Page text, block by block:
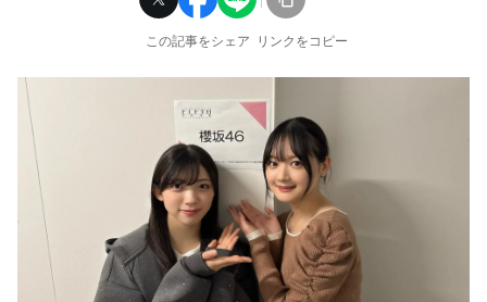
この記事をシェア リンクをコピー